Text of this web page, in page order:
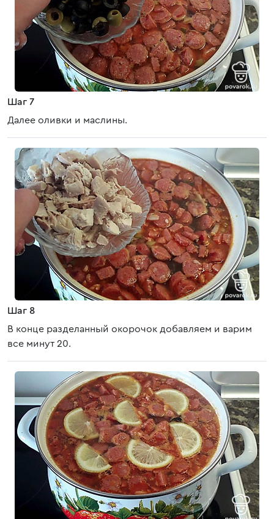
Шаг 7
Далее оливки и маслины.
Шаг 8
В конце разделанный окорочок добавляем и варим
все минут 20.